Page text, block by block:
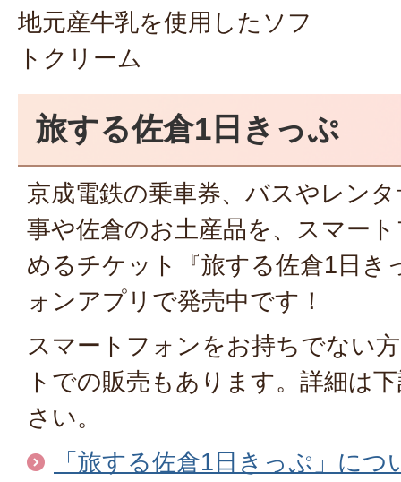
地元産牛乳を使用したソフ
トクリーム
旅する佐倉1日きっぷ
京成電鉄の乗車券、バスやレン
事や佐倉のお土産品を、スマー
めるチケット『旅する佐倉1日き
ォンアプリで発売中です！
スマートフォンをお持ちでない
トでの販売もあります。詳細は
さい。
「旅する佐倉1日きっぷ」につ